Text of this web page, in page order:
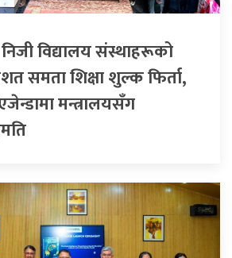
विद्यालय संस्थाहरूको
समता शिक्षा शुल्क फिर्ता,
मन्त्रालयसँग